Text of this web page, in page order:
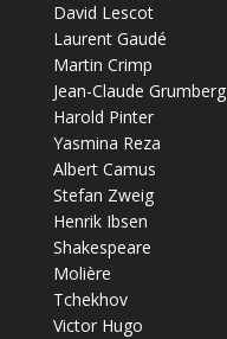
David Lescot
Laurent Gaudé
Martin Crimp
Jean-Claude Grumberg
Harold Pinter
Yasmina Reza
Albert Camus
Stefan Zweig
Henrik Ibsen
Shakespeare
Molière
Tchekhov
Victor Hugo